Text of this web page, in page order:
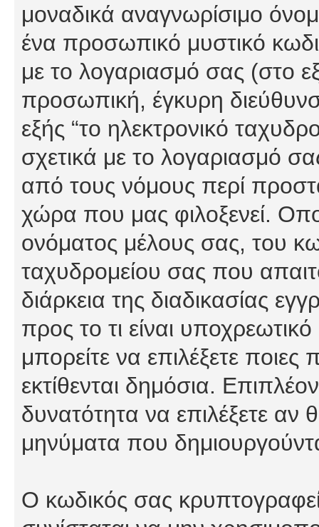
μοναδικά αναγνωρίσιμο
ένα προσωπικό μυστικό
με το λογαριασμό σας (στο
προσωπική, έγκυρη
εξής “το ηλεκτρονικό
σχετικά με το λογαριασμό
από τους νόμους περί
χώρα που μας φιλοξενεί.
ονόματος μέλους σας, του
ταχυδρομείου σας που
διάρκεια της διαδικασίας
προς το τι είναι
μπορείτε να επιλέξετε
εκτίθενται δημόσια.
δυνατότητα να επιλέξετε αν
μηνύματα που
Ο κωδικός σας